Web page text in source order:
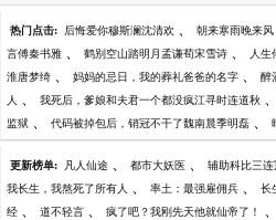
热门点击: 后悔爱你穆斯澜沈清欢 、 朝来寒雨晚来风
言傅秦书雅 、 鹤别空山踏明月孟谦荀宋雪诗 、 人生
淮唐梦绮 、 妈妈的忌日，我的葬礼爸爸的名字 、 醉
人 、 我死后，爹娘和夫君一个都没疯江寻时连道秋 、
监狱 、 代码被掉包后，销冠不干了魏南晨季明磊 、
更新榜单: 凡人仙途 、 都市大妖医 、 辅助科比三连
我长生，我熬死了所有人 、 率土：最强雇佣兵 、 长
经 、 道不轻言 、 疯了吧？我刚先天他就仙帝了！ 、